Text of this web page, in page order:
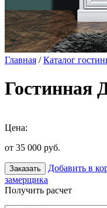
Главная /Каталог
Гостинная
Цена:
от 35 000 руб.
Заказать Добавить в
замерщика
Получить расчет